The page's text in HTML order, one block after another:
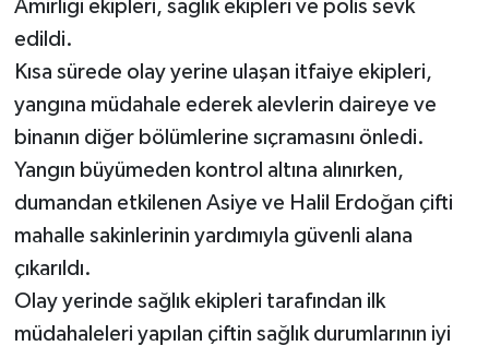
Amirliği ekipleri, sağlık ekipleri ve polis sevk
edildi.
Kısa sürede olay yerine ulaşan itfaiye ekipleri,
yangına müdahale ederek alevlerin daireye ve
binanın diğer bölümlerine sıçramasını önledi.
Yangın büyümeden kontrol altına alınırken,
dumandan etkilenen Asiye ve Halil Erdoğan çifti
mahalle sakinlerinin yardımıyla güvenli alana
çıkarıldı.
Olay yerinde sağlık ekipleri tarafından ilk
müdahaleleri yapılan çiftin sağlık durumlarının iyi